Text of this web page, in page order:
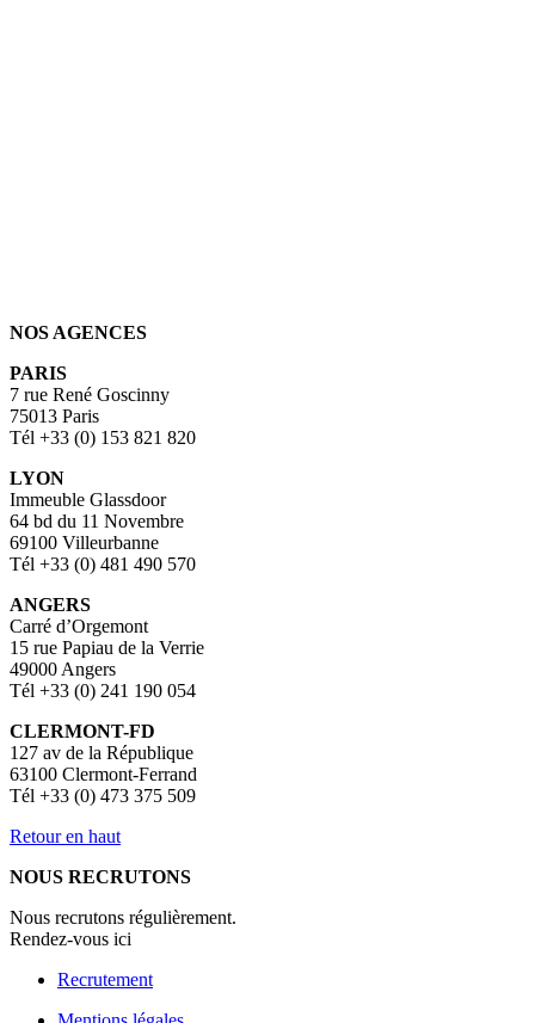
NOS AGENCES
PARIS
7 rue René Goscinny
75013 Paris
Tél +33 (0) 153 821 820
LYON
Immeuble Glassdoor
64 bd du 11 Novembre
69100 Villeurbanne
Tél +33 (0) 481 490 570
ANGERS
Carré d’Orgemont
15 rue Papiau de la Verrie
49000 Angers
Tél +33 (0) 241 190 054
CLERMONT-FD
127 av de la République
63100 Clermont-Ferrand
Tél +33 (0) 473 375 509
Retour en haut
NOUS RECRUTONS
Nous recrutons régulièrement.
Rendez-vous ici
Recrutement